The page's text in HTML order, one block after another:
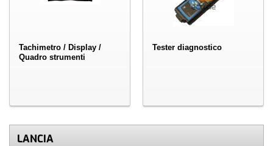
Tachimetro / Display /
Quadro strumenti
Tester diagnostico
LANCIA